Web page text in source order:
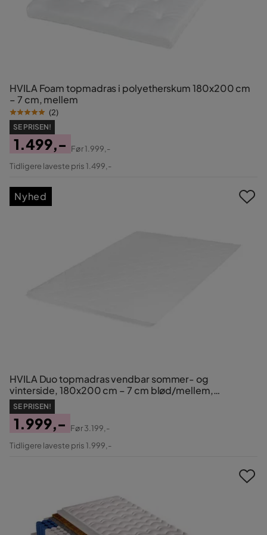
HVILA Foam topmadras i polyetherskum 180x200 cm
– 7 cm, mellem
(2)
SE PRISEN!
Pris
1.499,-
Original
Før1.999,-
Tidligere laveste pris 1.499,-
HVILA Duo topmadras vendbar sommer- og
vinterside, 180x200 cm – 7 cm blød/mellem,
polyetherskum, vaskbart betræk
SE PRISEN!
Pris
1.999,-
Original
Før3.199,-
Tidligere laveste pris 1.999,-
Nyhed